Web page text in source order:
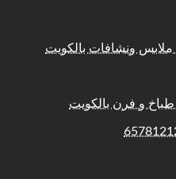
ملابس ونشافات بالكويت
و فرن بالكويت